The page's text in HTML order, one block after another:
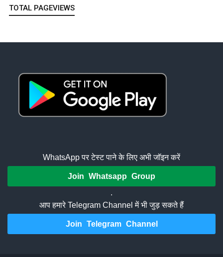
TOTAL PAGEVIEWS
WhatsApp पर टेस्ट पाने के लिए अभी जॉइन करें
Join Whatsapp Group
.
आप हमारे Telegram Channel में भी जुड़ सकते हैं
Join Telegram Channel